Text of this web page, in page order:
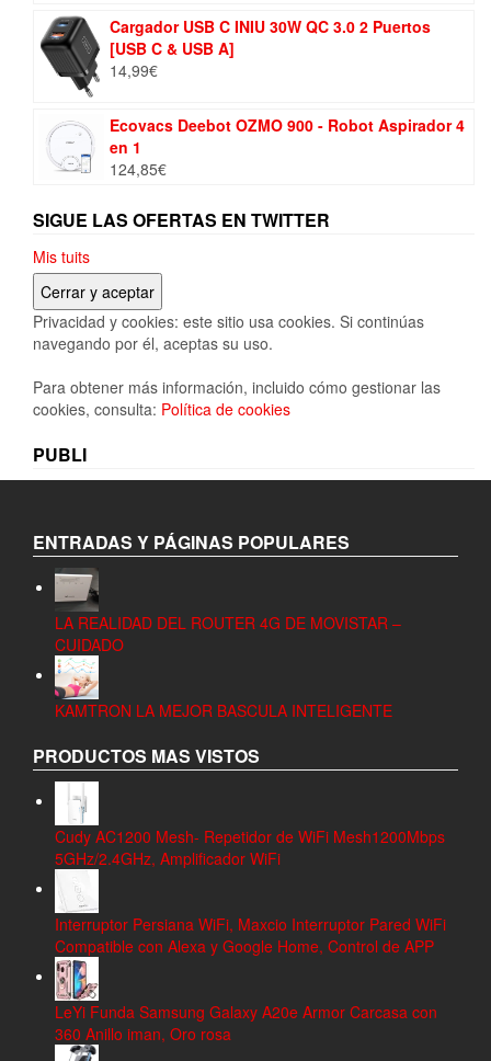
Cargador USB C INIU 30W QC 3.0 2 Puertos
[USB C & USB A]
14,99€
Ecovacs Deebot OZMO 900 - Robot Aspirador 4
en 1
124,85€
SIGUE LAS OFERTAS EN TWITTER
Mis tuits
Privacidad y cookies: este sitio usa cookies. Si continúas
navegando por él, aceptas su uso.
Para obtener más información, incluido cómo gestionar las
cookies, consulta: Política de cookies
PUBLI
ENTRADAS Y PÁGINAS POPULARES
LA REALIDAD DEL ROUTER 4G DE MOVISTAR –
CUIDADO
KAMTRON LA MEJOR BASCULA INTELIGENTE
PRODUCTOS MAS VISTOS
Cudy AC1200 Mesh- Repetidor de WiFi Mesh1200Mbps
5GHz/2.4GHz, Amplificador WiFi
Interruptor Persiana WiFi, Maxcio Interruptor Pared WiFi
Compatible con Alexa y Google Home, Control de APP
LeYi Funda Samsung Galaxy A20e Armor Carcasa con
360 Anillo iman, Oro rosa